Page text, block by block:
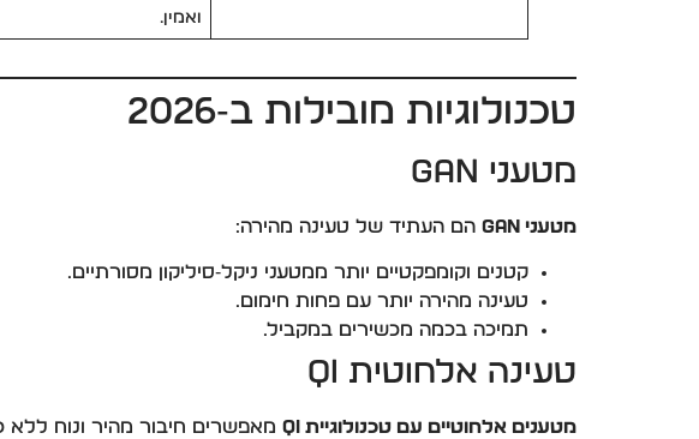
ואמין.
טכנולוגיות מובילות ב‑2026
מטעני GaN
מטעני GaN הם העתיד של טעינה מהירה:
קטנים וקומפקטיים יותר ממטעני ניקל‑סיליקון מסורתיים.
טעינה מהירה יותר עם פחות חימום.
תמיכה בכמה מכשירים במקביל.
טעינה אלחוטית Qi
מטענים אלחוטיים עם טכנולוגיית Qi מאפשרים חיבור מהיר ונוח ללא